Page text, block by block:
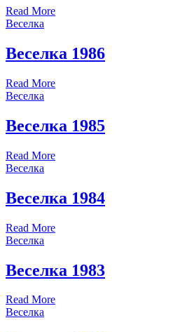
Read More
Веселка
Веселка 1986
Read More
Веселка
Веселка 1985
Read More
Веселка
Веселка 1984
Read More
Веселка
Веселка 1983
Read More
Веселка